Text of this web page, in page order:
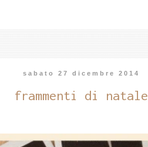
sabato 27 dicembre 2014
frammenti di natale